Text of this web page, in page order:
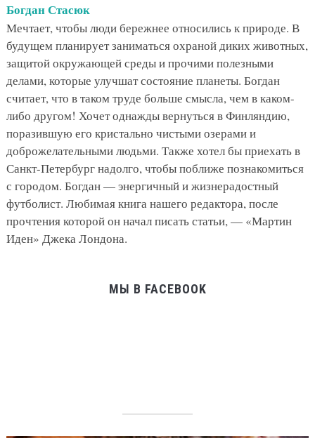
Богдан Стасюк
Мечтает, чтобы люди бережнее относились к природе. В
будущем планирует заниматься охраной диких животных,
защитой окружающей среды и прочими полезными
делами, которые улучшат состояние планеты. Богдан
считает, что в таком труде больше смысла, чем в каком-
либо другом! Хочет однажды вернуться в Финляндию,
поразившую его кристально чистыми озерами и
доброжелательными людьми. Также хотел бы приехать в
Санкт-Петербург надолго, чтобы поближе познакомиться
с городом. Богдан — энергичный и жизнерадостный
футболист. Любимая книга нашего редактора, после
прочтения которой он начал писать статьи, — «Мартин
Иден» Джека Лондона.
МЫ В FACEBOOK